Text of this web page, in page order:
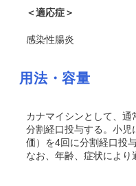
＜適応症＞
感染性腸炎
用法・容量
カナマイシンとして、
分割経口投与する。小
価）を4回に分割経口投与
なお、年齢、症状により